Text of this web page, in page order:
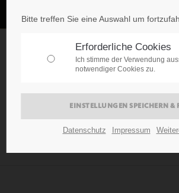
Bitte treffen Sie eine Auswahl um
Erforderliche Cookies
Ich stimme der Verwendung
notwendiger Cookies zu.
Datenschutz Impressum